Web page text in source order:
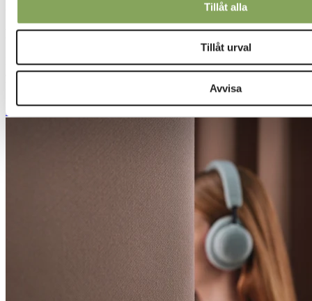
Tillåt alla
Tillåt urval
Avvisa
Konstruktion och testning
På samma sätt som ett solskydd släpper igenom, reflekterar och
absorberar olika andelar ljus gör en gardin samma sak när det gäller